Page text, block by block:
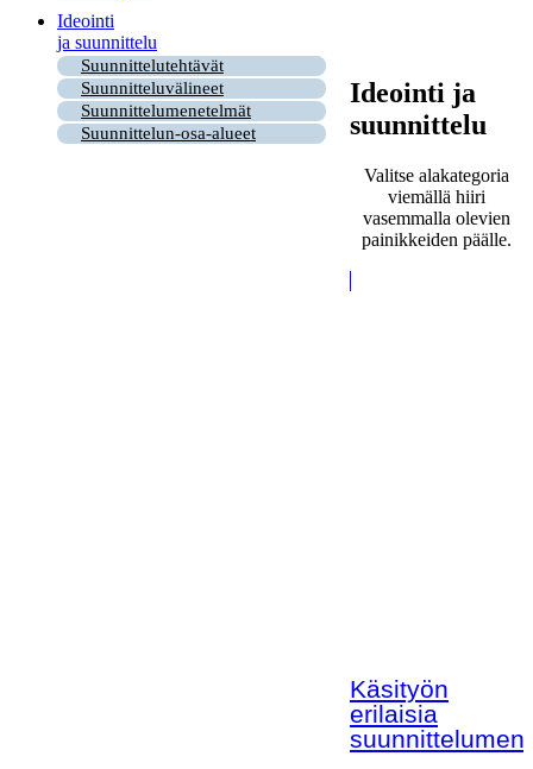
Ideointi
ja suunnittelu
Suunnittelutehtävät
Suunnitteluvälineet
Suunnittelumenetelmät
Suunnittelun-osa-alueet
Ideointi ja
suunnittelu
Valitse alakategoria
viemällä hiiri
vasemmalla olevien
painikkeiden päälle.
Käsityön
erilaisia